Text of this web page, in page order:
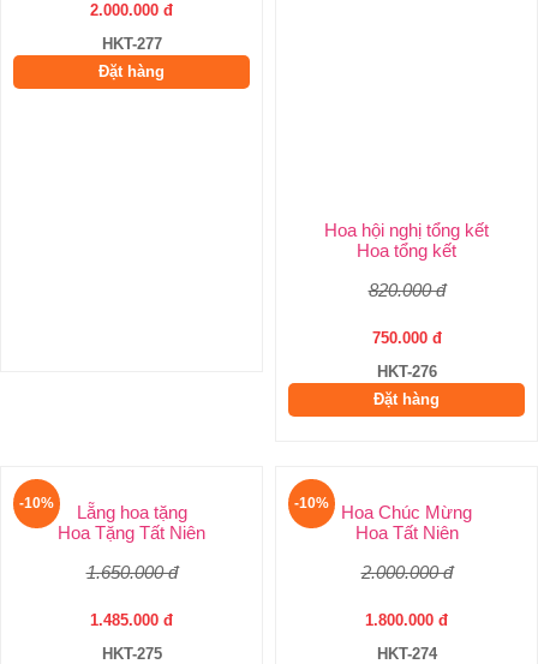
2.000.000 đ
HKT-277
Đặt hàng
Hoa hội nghị tổng kết
Hoa tổng kết
820.000 đ
750.000 đ
HKT-276
Đặt hàng
-10% -10%
Hoa Chúc Mừng
Hoa Tất Niên
2.000.000 đ
1.800.000 đ
HKT-274